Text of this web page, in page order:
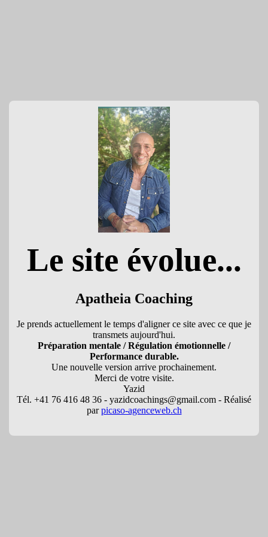
Le site évolue...
Apatheia Coaching
Je prends actuellement le temps d'aligner ce site avec ce que je
transmets aujourd'hui.
Préparation mentale / Régulation émotionnelle /
Performance durable.
Une nouvelle version arrive prochainement.
Merci de votre visite.
Yazid
Tél. +41 76 416 48 36 - yazidcoachings@gmail.com - Réalisé
parpicaso-agenceweb.ch